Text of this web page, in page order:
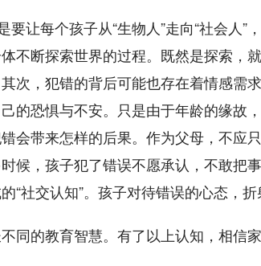
让每个孩子从“生物人”走向“社会人”
不断探索世界的过程。既然是探索，
次，犯错的背后可能也存在着情感需
的恐惧与不安。只是由于年龄的缘故
会带来怎样的后果。作为父母，不应
候，孩子犯了错误不愿承认，不敢把
“社交认知”。孩子对待错误的心态，折
同的教育智慧。有了以上认知，相信